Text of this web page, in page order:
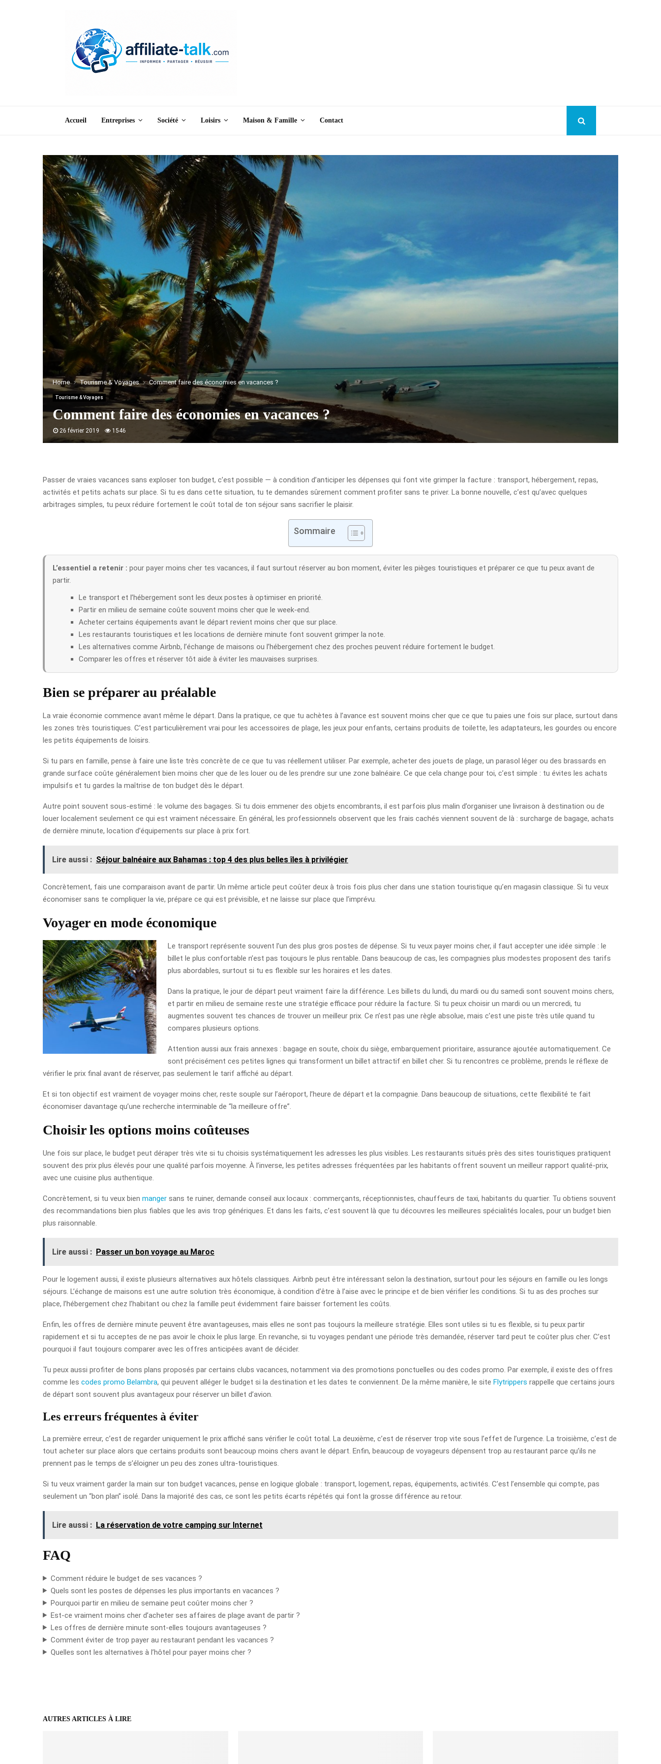
Accueil Entreprises Société Loisirs Maison & Famille Contact
Home Tourisme & Voyages Comment faire des économies en vacances ?
Tourisme & Voyages
Comment faire des économies en vacances ?
26 février 2019 1546
Passer de vraies vacances sans exploser ton budget, c’est possible — à condition d’anticiper les dépenses qui font vite grimper la facture : transport, hébergement, repas,
activités et petits achats sur place. Si tu es dans cette situation, tu te demandes sûrement comment profiter sans te priver. La bonne nouvelle, c’est qu’avec quelques
arbitrages simples, tu peux réduire fortement le coût total de ton séjour sans sacrifier le plaisir.
Sommaire
L’essentiel a retenir : pour payer moins cher tes vacances, il faut surtout réserver au bon moment, éviter les pièges touristiques et préparer ce que tu peux avant de
partir.
Le transport et l’hébergement sont les deux postes à optimiser en priorité.
Partir en milieu de semaine coûte souvent moins cher que le week-end.
Acheter certains équipements avant le départ revient moins cher que sur place.
Les restaurants touristiques et les locations de dernière minute font souvent grimper la note.
Les alternatives comme Airbnb, l’échange de maisons ou l’hébergement chez des proches peuvent réduire fortement le budget.
Comparer les offres et réserver tôt aide à éviter les mauvaises surprises.
Bien se préparer au préalable
La vraie économie commence avant même le départ. Dans la pratique, ce que tu achètes à l’avance est souvent moins cher que ce que tu paies une fois sur place, surtout dans
les zones très touristiques. C’est particulièrement vrai pour les accessoires de plage, les jeux pour enfants, certains produits de toilette, les adaptateurs, les gourdes ou encore
les petits équipements de loisirs.
Si tu pars en famille, pense à faire une liste très concrète de ce que tu vas réellement utiliser. Par exemple, acheter des jouets de plage, un parasol léger ou des brassards en
grande surface coûte généralement bien moins cher que de les louer ou de les prendre sur une zone balnéaire. Ce que cela change pour toi, c’est simple : tu évites les achats
impulsifs et tu gardes la maîtrise de ton budget dès le départ.
Autre point souvent sous-estimé : le volume des bagages. Si tu dois emmener des objets encombrants, il est parfois plus malin d’organiser une livraison à destination ou de
louer localement seulement ce qui est vraiment nécessaire. En général, les professionnels observent que les frais cachés viennent souvent de là : surcharge de bagage, achats
de dernière minute, location d’équipements sur place à prix fort.
Lire aussi : Séjour balnéaire aux Bahamas : top 4 des plus belles îles à privilégier
Concrètement, fais une comparaison avant de partir. Un même article peut coûter deux à trois fois plus cher dans une station touristique qu’en magasin classique. Si tu veux
économiser sans te compliquer la vie, prépare ce qui est prévisible, et ne laisse sur place que l’imprévu.
Voyager en mode économique
Le transport représente souvent l’un des plus gros postes de dépense. Si tu veux payer moins cher, il faut accepter une idée simple : le
billet le plus confortable n’est pas toujours le plus rentable. Dans beaucoup de cas, les compagnies plus modestes proposent des tarifs
plus abordables, surtout si tu es flexible sur les horaires et les dates.
Dans la pratique, le jour de départ peut vraiment faire la différence. Les billets du lundi, du mardi ou du samedi sont souvent moins chers,
et partir en milieu de semaine reste une stratégie efficace pour réduire la facture. Si tu peux choisir un mardi ou un mercredi, tu
augmentes souvent tes chances de trouver un meilleur prix. Ce n’est pas une règle absolue, mais c’est une piste très utile quand tu
compares plusieurs options.
Attention aussi aux frais annexes : bagage en soute, choix du siège, embarquement prioritaire, assurance ajoutée automatiquement. Ce
sont précisément ces petites lignes qui transforment un billet attractif en billet cher. Si tu rencontres ce problème, prends le réflexe de
vérifier le prix final avant de réserver, pas seulement le tarif affiché au départ.
Et si ton objectif est vraiment de voyager moins cher, reste souple sur l’aéroport, l’heure de départ et la compagnie. Dans beaucoup de situations, cette flexibilité te fait
économiser davantage qu’une recherche interminable de “la meilleure offre”.
Choisir les options moins coûteuses
Une fois sur place, le budget peut déraper très vite si tu choisis systématiquement les adresses les plus visibles. Les restaurants situés près des sites touristiques pratiquent
souvent des prix plus élevés pour une qualité parfois moyenne. À l’inverse, les petites adresses fréquentées par les habitants offrent souvent un meilleur rapport qualité-prix,
avec une cuisine plus authentique.
Concrètement, si tu veux bien manger sans te ruiner, demande conseil aux locaux : commerçants, réceptionnistes, chauffeurs de taxi, habitants du quartier. Tu obtiens souvent
des recommandations bien plus fiables que les avis trop génériques. Et dans les faits, c’est souvent là que tu découvres les meilleures spécialités locales, pour un budget bien
plus raisonnable.
Lire aussi : Passer un bon voyage au Maroc
Pour le logement aussi, il existe plusieurs alternatives aux hôtels classiques. Airbnb peut être intéressant selon la destination, surtout pour les séjours en famille ou les longs
séjours. L’échange de maisons est une autre solution très économique, à condition d’être à l’aise avec le principe et de bien vérifier les conditions. Si tu as des proches sur
place, l’hébergement chez l’habitant ou chez la famille peut évidemment faire baisser fortement les coûts.
Enfin, les offres de dernière minute peuvent être avantageuses, mais elles ne sont pas toujours la meilleure stratégie. Elles sont utiles si tu es flexible, si tu peux partir
rapidement et si tu acceptes de ne pas avoir le choix le plus large. En revanche, si tu voyages pendant une période très demandée, réserver tard peut te coûter plus cher. C’est
pourquoi il faut toujours comparer avec les offres anticipées avant de décider.
Tu peux aussi profiter de bons plans proposés par certains clubs vacances, notamment via des promotions ponctuelles ou des codes promo. Par exemple, il existe des offres
comme les codes promo Belambra, qui peuvent alléger le budget si la destination et les dates te conviennent. De la même manière, le site Flytrippers rappelle que certains jours
de départ sont souvent plus avantageux pour réserver un billet d’avion.
Les erreurs fréquentes à éviter
La première erreur, c’est de regarder uniquement le prix affiché sans vérifier le coût total. La deuxième, c’est de réserver trop vite sous l’effet de l’urgence. La troisième, c’est de
tout acheter sur place alors que certains produits sont beaucoup moins chers avant le départ. Enfin, beaucoup de voyageurs dépensent trop au restaurant parce qu’ils ne
prennent pas le temps de s’éloigner un peu des zones ultra-touristiques.
Si tu veux vraiment garder la main sur ton budget vacances, pense en logique globale : transport, logement, repas, équipements, activités. C’est l’ensemble qui compte, pas
seulement un “bon plan” isolé. Dans la majorité des cas, ce sont les petits écarts répétés qui font la grosse différence au retour.
Lire aussi : La réservation de votre camping sur Internet
FAQ
Comment réduire le budget de ses vacances ?
Quels sont les postes de dépenses les plus importants en vacances ?
Pourquoi partir en milieu de semaine peut coûter moins cher ?
Est-ce vraiment moins cher d’acheter ses affaires de plage avant de partir ?
Les offres de dernière minute sont-elles toujours avantageuses ?
Comment éviter de trop payer au restaurant pendant les vacances ?
Quelles sont les alternatives à l’hôtel pour payer moins cher ?
AUTRES ARTICLES À LIRE